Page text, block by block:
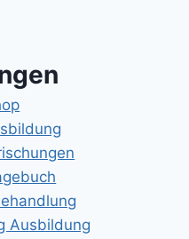
Ausbildung